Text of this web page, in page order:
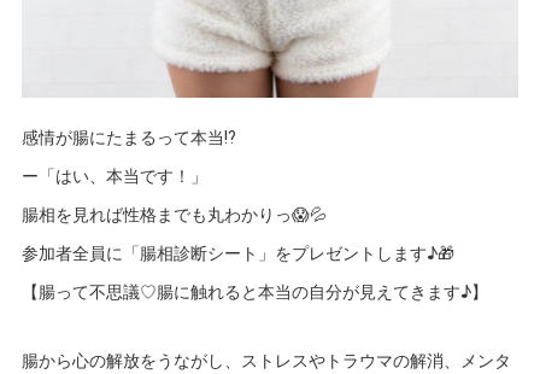
感情が腸にたまるって本当⁉️
ー「はい、本当です！」
腸相を見れば性格までも丸わかりっ😱💦
参加者全員に「腸相診断シート」をプレゼントします♪🎁
【腸って不思議♡腸に触れると本当の自分が見えてきます♪】
腸から心の解放をうながし、ストレスやトラウマの解消、メンタ